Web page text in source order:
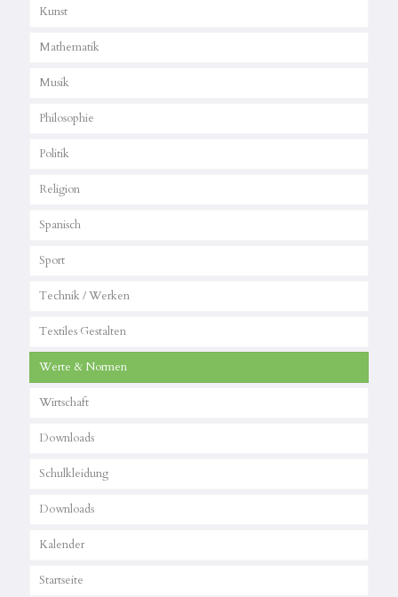
Kunst
Mathematik
Musik
Philosophie
Politik
Religion
Spanisch
Sport
Technik / Werken
Textiles Gestalten
Werte & Normen
Wirtschaft
Downloads
Schulkleidung
Downloads
Kalender
Startseite